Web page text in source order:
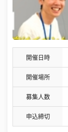
開催日時
開催場所
募集人数
申込締切